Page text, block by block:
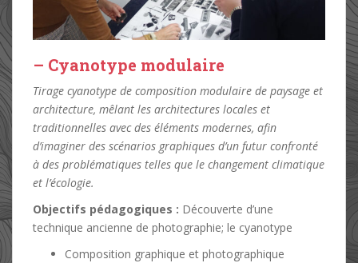
– Cyanotype modulaire
Tirage cyanotype de composition modulaire de paysage et
architecture, mêlant les architectures locales et
traditionnelles avec des éléments modernes, afin
d’imaginer des scénarios graphiques d’un futur confronté
à des problématiques telles que le changement climatique
et l’écologie.
Objectifs pédagogiques : Découverte d’une
technique ancienne de photographie; le cyanotype
Composition graphique et photographique